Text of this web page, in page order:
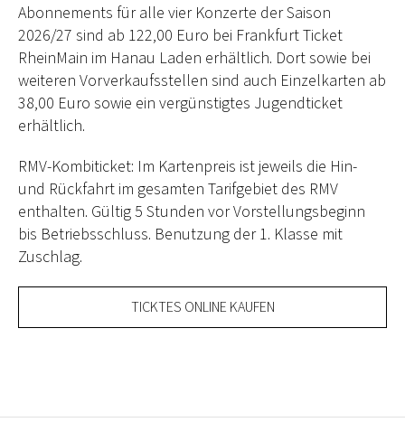
Abonnements für alle vier Konzerte der Saison
2026/27 sind ab 122,00 Euro bei Frankfurt Ticket
RheinMain im Hanau Laden erhältlich. Dort sowie bei
weiteren Vorverkaufsstellen sind auch Einzelkarten ab
38,00 Euro sowie ein vergünstigtes Jugendticket
erhältlich.
RMV-Kombiticket: Im Kartenpreis ist jeweils die Hin-
und Rückfahrt im gesamten Tarifgebiet des RMV
enthalten. Gültig 5 Stunden vor Vorstellungsbeginn
bis Betriebsschluss. Benutzung der 1. Klasse mit
Zuschlag.
TICKTES ONLINE KAUFEN